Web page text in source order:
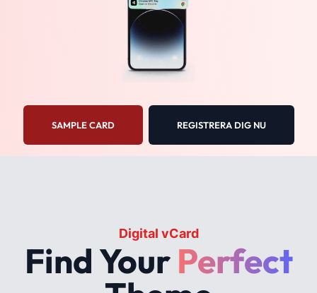
SAMPLE CARD REGISTRERA DIG NU
Digital vCard
Find Your Perfect